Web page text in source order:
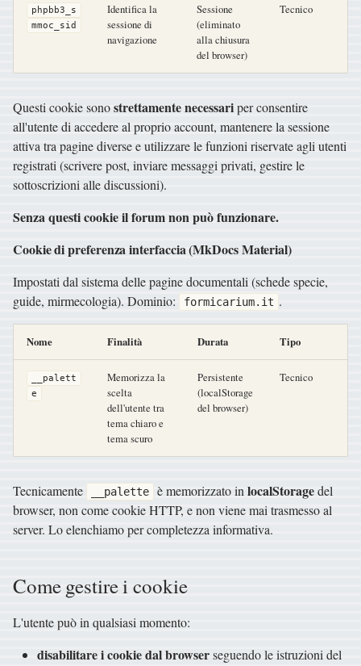
phpbb3_s
mmoc_sid
Identifica la
sessione di
navigazione
Sessione
(eliminato
alla chiusura
del browser)
Tecnico
Questi cookie sonostrettamente necessariper consentire
all'utente di accedere al proprio account, mantenere la sessione
attiva tra pagine diverse e utilizzare le funzioni riservate agli utenti
registrati (scrivere post, inviare messaggi privati, gestire le
sottoscrizioni alle discussioni).
Senza questi cookie il forum non può funzionare.
Cookie di preferenza interfaccia (MkDocs Material)
Impostati dal sistema delle pagine documentali (schede specie,
guide, mirmecologia). Dominio:
formicarium.it .
Nome Finalità Durata Tipo
__palett
e
Memorizza la
scelta
dell'utente tra
tema chiaro e
tema scuro
Persistente
(localStorage
del browser)
Tecnico
Tecnicamente __palette è memorizzato in localStoragedel
browser, non come cookie HTTP, e non viene mai trasmesso al
server. Lo elenchiamo per completezza informativa.
Come gestire i cookie
L'utente può in qualsiasi momento:
disabilitare i cookie dal browserseguendo le istruzioni del